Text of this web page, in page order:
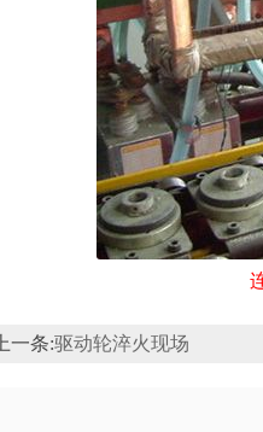
上一条:驱动轮淬火现场